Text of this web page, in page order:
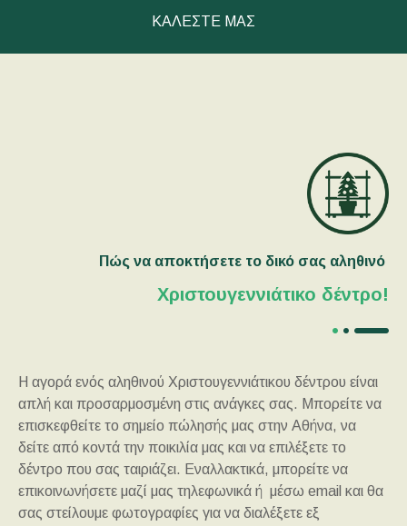
ΚΑΛΕΣΤΕ ΜΑΣ
Πώς να αποκτήσετε το δικό σας αληθινό
Χριστουγεννιάτικο δέντρο!
Η αγορά ενός αληθινού Χριστουγεννιάτικου δέντρου είναι
απλή και προσαρμοσμένη στις ανάγκες σας. Μπορείτε να
επισκεφθείτε το σημείο πώλησής μας στην Αθήνα, να
δείτε από κοντά την ποικιλία μας και να επιλέξετε το
δέντρο που σας ταιριάζει. Εναλλακτικά, μπορείτε να
επικοινωνήσετε μαζί μας τηλεφωνικά ή μέσω email και θα
σας στείλουμε φωτογραφίες για να διαλέξετε εξ